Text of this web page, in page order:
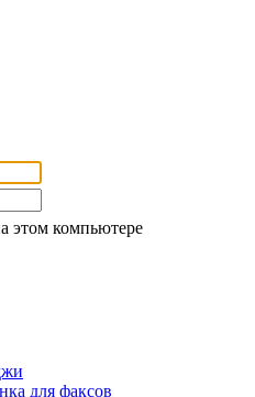
этом компьютере
для факсов